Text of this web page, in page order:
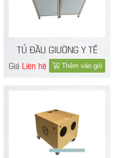
TỦ ĐẦU GIƯỜNG Y TẾ
Giá Liên hệ Thêm vào giỏ